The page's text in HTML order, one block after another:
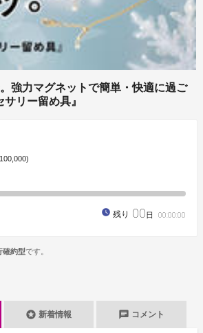
強力マグネットで簡単・快適に過ご
リー留め具』
watch_later 残り 00日 00:00:00
確約型です。
stars 新着情報 chat コメント